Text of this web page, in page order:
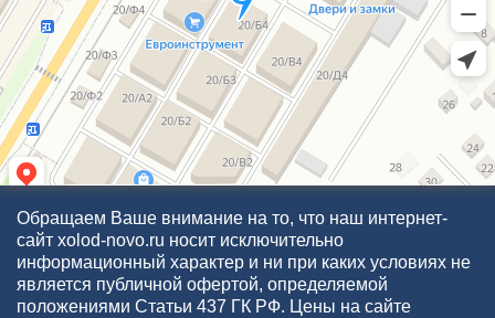
Обращаем Ваше внимание на то, что наш интернет-
сайт xolod-novo.ru носит исключительно
информационный характер и ни при каких условиях не
является публичной офертой, определяемой
положениями Статьи 437 ГК РФ. Цены на сайте